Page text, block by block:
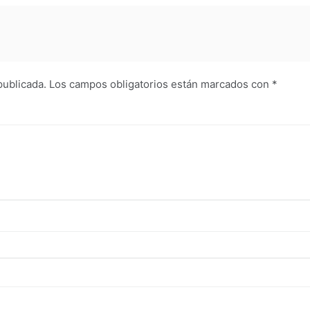
Los campos obligatorios están marcados con *